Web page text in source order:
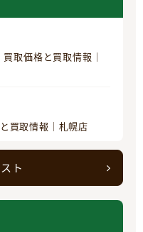
取価格と買取情報｜
買取情報｜札幌店
ト